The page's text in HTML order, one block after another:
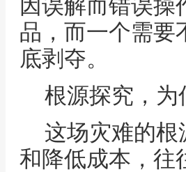
因误解而错误
品，而一个需要
底剥夺。
根源探究，为
这场灾难的根
和降低成本，往